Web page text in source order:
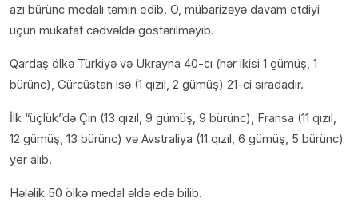
azı bürünc medalı təmin edib. O, mübarizəyə davam etdiyi
üçün mükafat cədvəldə göstərilməyib.
Qardaş ölkə Türkiyə və Ukrayna 40-cı (hər ikisi 1 gümüş, 1
bürünc), Gürcüstan isə (1 qızıl, 2 gümüş) 21-ci sıradadır.
İlk “üçlük”də Çin (13 qızıl, 9 gümüş, 9 bürünc), Fransa (11 qızıl,
12 gümüş, 13 bürünc) və Avstraliya (11 qızıl, 6 gümüş, 5 bürünc)
yer alıb.
Hələlik 50 ölkə medal əldə edə bilib.